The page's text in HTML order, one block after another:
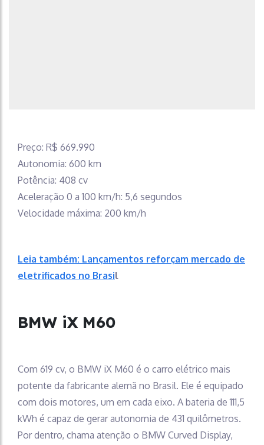
Preço: R$ 669.990
Autonomia: 600 km
Potência: 408 cv
Aceleração 0 a 100 km/h: 5,6 segundos
Velocidade máxima: 200 km/h
Leia também: Lançamentos reforçam mercado de
eletrificados no Brasil
BMW iX M60
Com 619 cv, o BMW iX M60 é o carro elétrico mais
potente da fabricante alemã no Brasil. Ele é equipado
com dois motores, um em cada eixo. A bateria de 111,5
kWh é capaz de gerar autonomia de 431 quilômetros.
Por dentro, chama atenção o BMW Curved Display,